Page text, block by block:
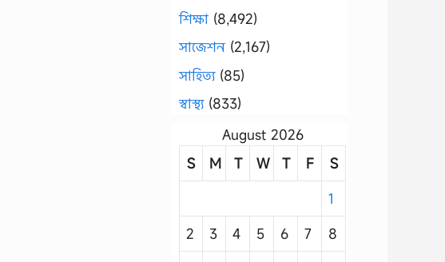
শিক্ষা (8,492)
সাজেশন (2,167)
সাহিত্য(85)
স্বাস্থ্য(833)
August 2026
S
M T W T F
S
1
2
3 4 5 6 7
8